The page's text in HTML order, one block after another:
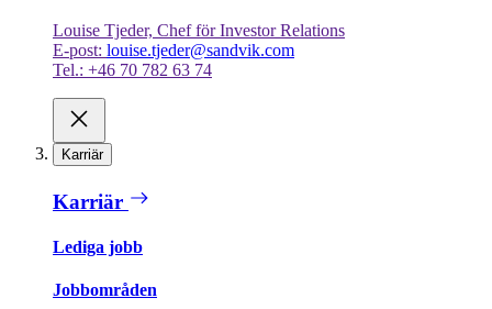
Louise Tjeder, Chef för Investor Relations
E-post: louise.tjeder@sandvik.com
Tel.: +46 70 782 63 74
Karriär
Karriär
Lediga jobb
Jobbområden